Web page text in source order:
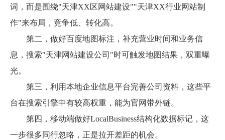
词，而是围绕"天津XX区网站建设""天津XX行业网站制
作"来布局，竞争低、转化高。
第二，做好百度地图标注，补充营业时间和业务信
息，搜索"天津网站建设公司"时可触发地图结果，双重曝
光。
第三，利用本地企业信息平台完善公司资料，这些平
台在搜索引擎中有较高权重，能为官网带外链。
第四，移动端做好LocalBusiness结构化数据标记，这
一步很多同行忽略，正是拉开差距的机会。